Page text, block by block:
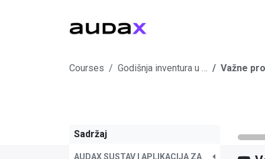
Courses Važne
Sadržaj
AUDAX SUSTAV I APLIKACIJA ZA